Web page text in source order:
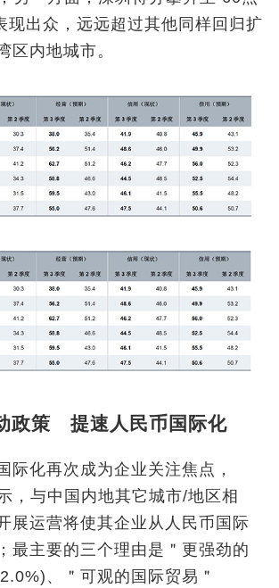
现出众，远远超过其他同样回归扩
区内地城市。
政策 提速人民币国际化
际化再次成为企业关注焦点，
，与中国内地其它城市/地区相
展运营将使其企业从人民币国际
最主要的三个理由是＂更强劲的
、＂可观的国际贸易＂